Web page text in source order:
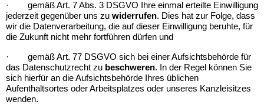
· gemäß Art. 7 Abs. 3 DSGVO Ihre einmal erteilte Einwilligung
jederzeit gegenüber uns zu widerrufen. Dies hat zur Folge, dass
wir die Datenverarbeitung, die auf dieser Einwilligung beruhte, für
die Zukunft nicht mehr fortführen dürfen und
· gemäß Art. 77 DSGVO sich bei einer Aufsichtsbehörde für
das Datenschutzrecht zu beschweren. In der Regel können Sie
sich hierfür an die Aufsichtsbehörde Ihres üblichen
Aufenthaltsortes oder Arbeitsplatzes oder unseres Kanzleisitzes
wenden.